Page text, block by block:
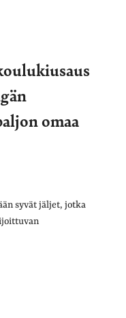
omaa
syvät jäljet, jotka